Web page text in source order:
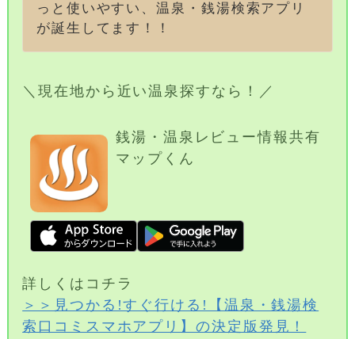
っと使いやすい、温泉・銭湯検索アプリ
が誕生してます！！
＼現在地から近い温泉探すなら！／
銭湯・温泉レビュー情報共有
マップくん
詳しくはコチラ
＞＞見つかる!すぐ行ける!【温泉・銭湯検
索口コミスマホアプリ】の決定版発見！